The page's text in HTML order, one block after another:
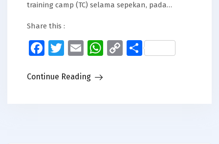
training camp (TC) selama sepekan, pada…
Share this :
Facebook
Twitter
EmailWhatsApp
CopyShare
Continue Reading